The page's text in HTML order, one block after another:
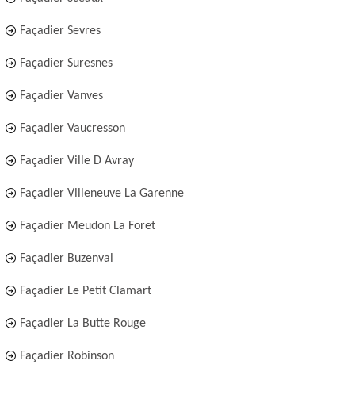
Façadier Sevres
Façadier Suresnes
Façadier Vanves
Façadier Vaucresson
Façadier Ville D Avray
Façadier Villeneuve La Garenne
Façadier Meudon La Foret
Façadier Buzenval
Façadier Le Petit Clamart
Façadier La Butte Rouge
Façadier Robinson